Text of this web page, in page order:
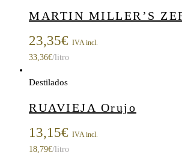
MARTIN MILLER’S
23,35€ IVA incl.
33,36€/litro
Destilados
RUAVIEJA Orujo
13,15€ IVA incl.
18,79€/litro